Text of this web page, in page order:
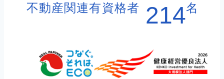
不動産関連有資格者 214名